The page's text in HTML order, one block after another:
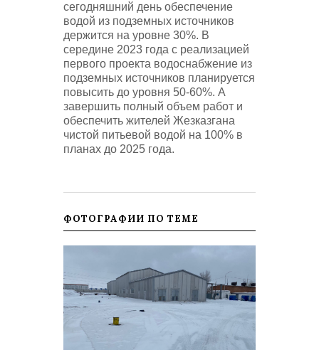
сегодняшний день обеспечение
водой из подземных источников
держится на уровне 30%. В
середине 2023 года с реализацией
первого проекта водоснабжение из
подземных источников планируется
повысить до уровня 50-60%. А
завершить полный объем работ и
обеспечить жителей Жезказгана
чистой питьевой водой на 100% в
планах до 2025 года.
ФОТОГРАФИИ ПО ТЕМЕ